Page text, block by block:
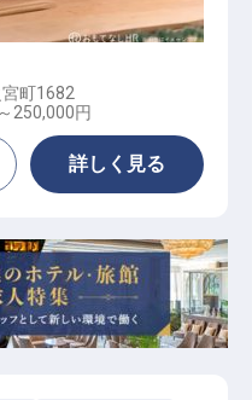
町1682
250,000円
詳しく見る